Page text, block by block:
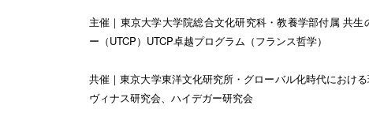
主催｜東京大学大学院総合文化研究科・教養学部付属 共生
ー（UTCP）UTCP卓越プログラム（フランス哲学）
共催｜東京大学東洋文化研究所・グローバル化時代におけ
ヴィナス研究会、ハイデガー研究会